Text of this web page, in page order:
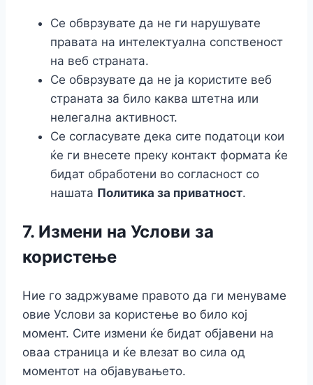
Се обврзувате да не ги нарушувате
правата на интелектуална сопственост
на веб страната.
Се обврзувате да не ја користите веб
страната за било каква штетна или
нелегална активност.
Се согласувате дека сите податоци кои
ќе ги внесете преку контакт формата ќе
бидат обработени во согласност со
нашата Политика за приватност.
7. Измени на Услови за
користење
Ние го задржуваме правото да ги менуваме
овие Услови за користење во било кој
момент. Сите измени ќе бидат објавени на
оваа страница и ќе влезат во сила од
моментот на објавувањето.